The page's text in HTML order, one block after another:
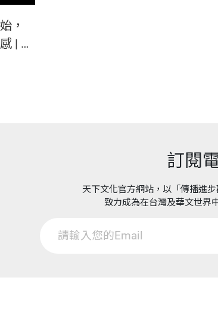
，
| 天
訂閱
天下文化官方網站，以「傳播進
致力成為在台灣及華文世界